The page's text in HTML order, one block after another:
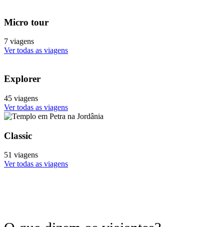
Micro tour
7 viagens
Ver todas as viagens
Explorer
45 viagens
Ver todas as viagens
Classic
51 viagens
Ver todas as viagens